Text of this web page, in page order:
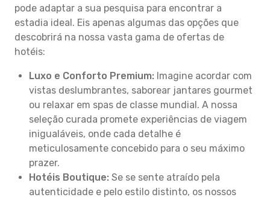
pode adaptar a sua pesquisa para encontrar a
estadia ideal. Eis apenas algumas das opções que
descobrirá na nossa vasta gama de ofertas de
hotéis:
Luxo e Conforto Premium: Imagine acordar com
vistas deslumbrantes, saborear jantares gourmet
ou relaxar em spas de classe mundial. A nossa
seleção curada promete experiências de viagem
inigualáveis, onde cada detalhe é
meticulosamente concebido para o seu máximo
prazer.
Hotéis Boutique: Se se sente atraído pela
autenticidade e pelo estilo distinto, os nossos